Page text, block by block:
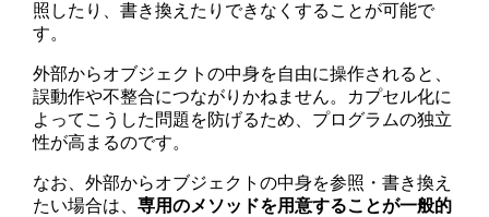
照したり、書き換えたりできなくすることが可能で
す。
外部からオブジェクトの中身を自由に操作されると、
誤動作や不整合につながりかねません。カプセル化に
よってこうした問題を防げるため、プログラムの独立
性が高まるのです。
なお、外部からオブジェクトの中身を参照・書き換え
たい場合は、専用のメソッドを用意することが一般的